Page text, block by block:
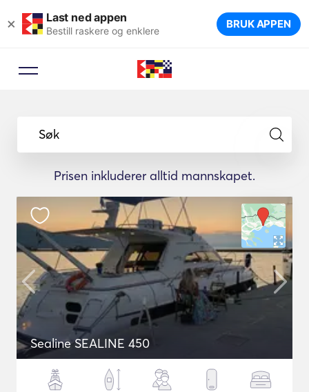
× Last ned appen
Bestill raskere og enklere BRUK APPEN
Søk
Prisen inkluderer alltid mannskapet.
Sealine SEALINE 450